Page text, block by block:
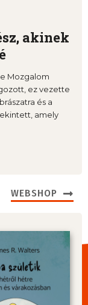
akinek
Mozgalom
ez vezette
és a
amely
WEBSHOP